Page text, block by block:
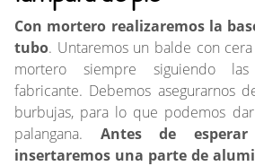
Con mortero realizaremos la
tubo. Untaremos un balde con
mortero siempre siguiendo
fabricante. Debemos asegurarnos
burbujas, para lo que podemos
palangana. Antes de
insertaremos una parte de